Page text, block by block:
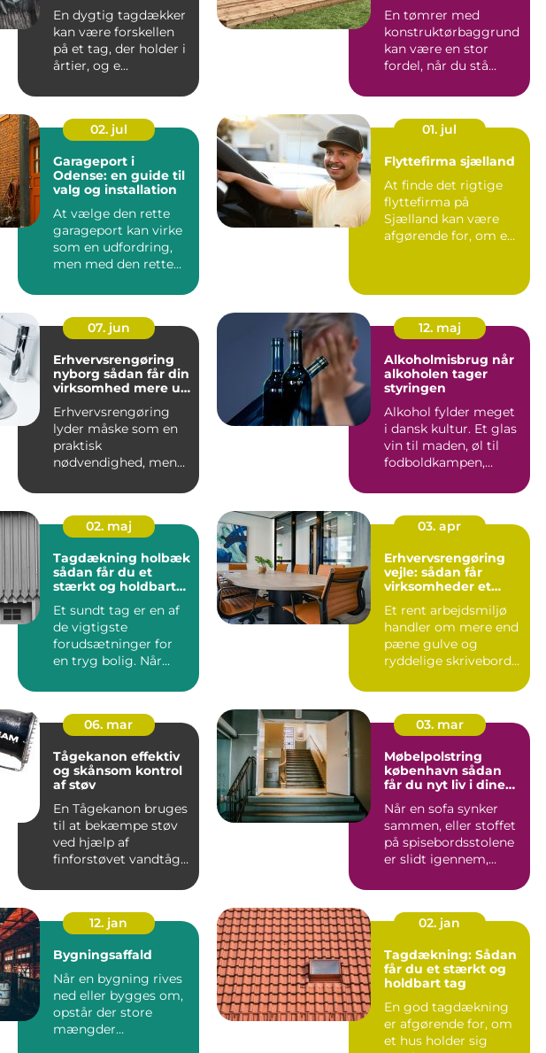
En dygtig tagdækker
kan være forskellen
på et tag, der holder i
årtier, og e...
En tømrer med
konstruktørbaggrund
kan være en stor
fordel, når du stå...
02. jul
Garageport i
Odense: en guide til
valg og installation
At vælge den rette
garageport kan virke
som en udfordring,
men med den rette
01. jul
Flyttefirma sjælland
At finde det rigtige
flyttefirma på
Sjælland kan være
afgørende for, om en
07. jun
Erhvervsrengøring
nyborg sådan får din
virksomhed mere ud
Erhvervsrengøring
lyder måske som en
praktisk
nødvendighed, men
virksomheder i
Nyborg er d...
12. maj
Alkoholmisbrug når
alkoholen tager
styringen
Alkohol fylder meget
i dansk kultur. Et glas
vin til maden, øl til
fodboldkampen,
02. maj
Tagdækning holbæk
sådan får du et
stærkt og holdbart
Et sundt tag er en af
de vigtigste
forudsætninger for
en tryg bolig. Når
fugt f...
03. apr
Erhvervsrengøring
vejle: sådan får
virksomheder et
præsentabelt
arbejdsmiljø
Et rent arbejdsmiljø
handler om mere end
pæne gulve og
ryddelige skriveborde.
virksomheder...
06. mar
Tågekanon effektiv
og skånsom kontrol
af støv
En Tågekanon bruges
til at bekæmpe støv
ved hjælp af
finforstøvet vandtåge.
ud s...
03. mar
Møbelpolstring
københavn sådan
får du nyt liv i dine
Når en sofa synker
sammen, eller stoffet
på spisebordsstolene
er slidt igennem,
12. jan
Bygningsaffald
Når en bygning rives
ned eller bygges om,
opstår der store
mængder
02. jan
Tagdækning: Sådan
får du et stærkt og
holdbart tag
En god tagdækning
er afgørende for, om
et hus holder sig